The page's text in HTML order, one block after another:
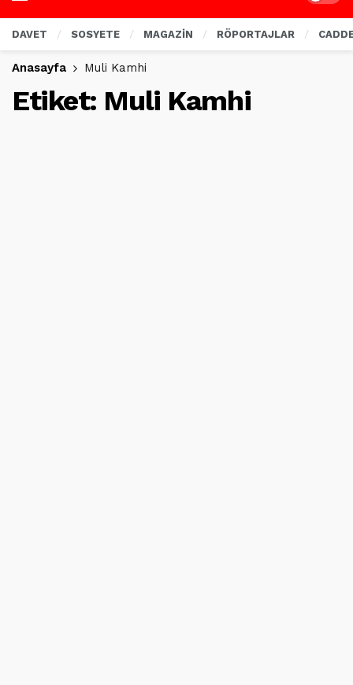
DAVET SOSYETE MAGAZİN RÖPORTAJLAR
Anasayfa Muli Kamhi
Etiket: Muli Kamhi